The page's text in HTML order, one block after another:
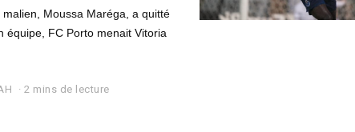
Moussa Maréga, a quitté
équipe, FC Porto menait Vitoria
2 mins de lecture